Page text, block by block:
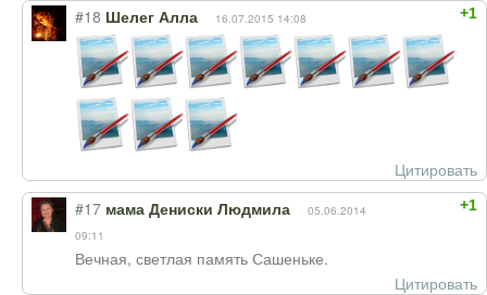
+1
#18 Шелег Алла 16.07.2015 14:08
Цитировать
+1
#17 мама Дениски Людмила
05.06.2014
09:11
Вечная, светлая память Сашеньке.
Цитировать